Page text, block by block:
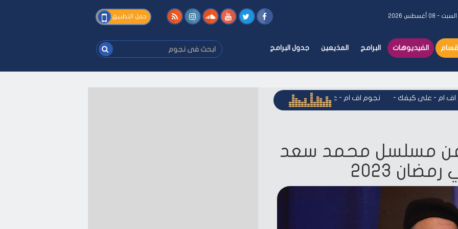
السبت - ٠٨ أغسطس ٢٠٢٦ حمل التطبيق
الفيديوهات البرامج المذيعين جدول البرامج
ابحث
فى
فى
-- على كيفك -نجوم اف ام - على كيفك نجوم اف ام - على كيفك
عن مسلسل محمد سعد
2023